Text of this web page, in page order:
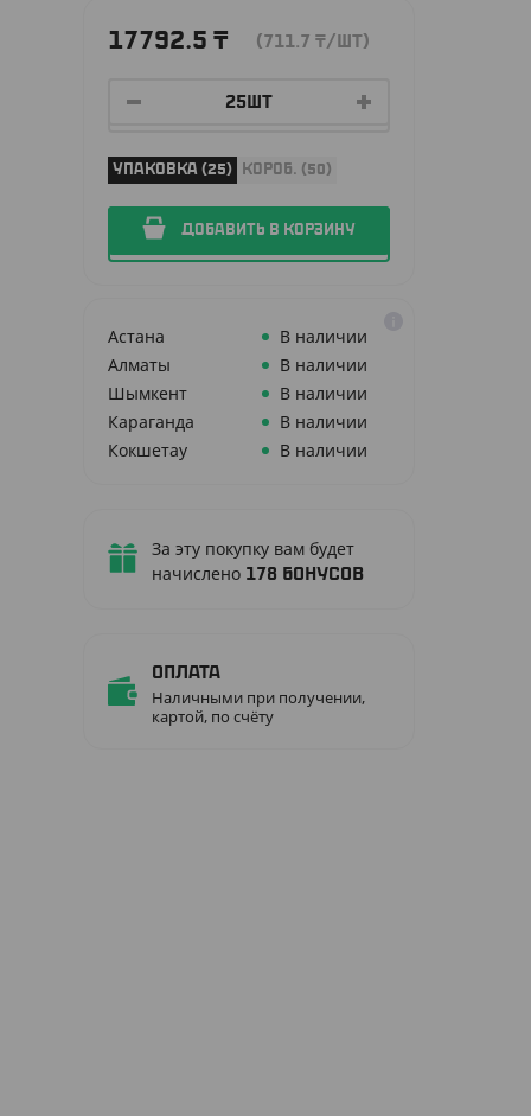
17792.5 ₸ (711.7 ₸/ШТ)
УПАКОВКА (25) КОРОБ. (50)
ДОБАВИТЬ В КОРЗИНУ
Астана
В наличии
Алматы
В наличии
Шымкент
В наличии
Караганда
В наличии
Кокшетау
В наличии
За эту покупку вам будет
начислено 178 бонусов
Оплата
Наличными при получении,
картой, по счёту